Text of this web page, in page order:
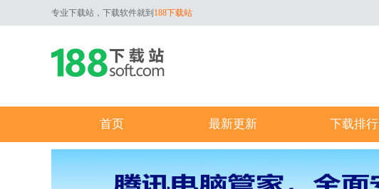
专业下载站，下载软件就到 188下载站
首页 最新更新 下载排行